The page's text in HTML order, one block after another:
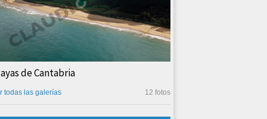
de Cantabria
12 fotos
todas las galerías